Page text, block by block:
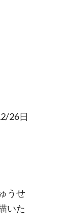
26日
うせ
いた